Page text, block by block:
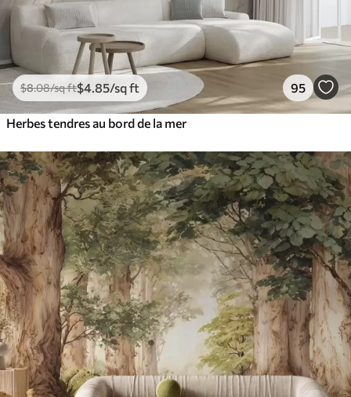
$8.08/sq ft$4 .85/sq ft 95
Herbes tendres au bord de la mer